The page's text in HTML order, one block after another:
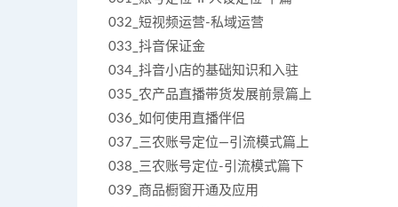
032_短视频运营-私域运营
033_抖音保证金
034_抖音小店的基础知识和入驻
035_农产品直播带货发展前景篇上
036_如何使用直播伴侣
037_三农账号定位—引流模式篇上
038_三农账号定位-引流模式篇下
039_商品橱窗开通及应用